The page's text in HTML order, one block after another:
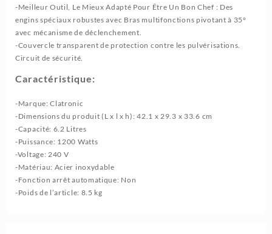
-Meilleur Outil, Le Mieux Adapté Pour Être Un Bon Chef : Des
engins spéciaux robustes avec Bras multifonctions pivotant à 35°
avec mécanisme de déclenchement.
-Couvercle transparent de protection contre les pulvérisations.
Circuit de sécurité.
Caractéristique:
-Marque: ‎Clatronic
-Dimensions du produit (L x l x h): ‎42.1 x 29.3 x 33.6 cm
-Capacité: ‎6.2 Litres
-Puissance: 1200 Watts
-Voltage: 240 V
-Matériau: ‎Acier inoxydable
-Fonction arrêt automatique: Non
-Poids de l’article: ‎8.5 kg